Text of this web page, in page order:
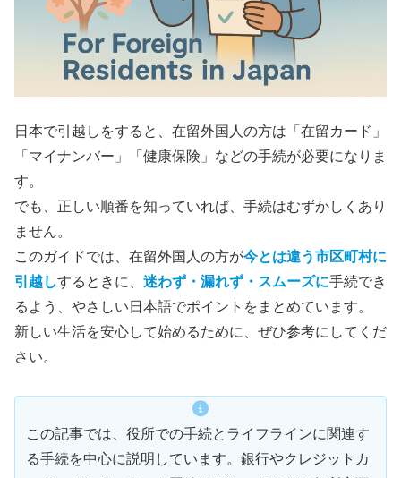
日本で引越しをすると、在留外国人の方は「在留カード」
「マイナンバー」「健康保険」などの手続が必要になりま
す。
でも、正しい順番を知っていれば、手続はむずかしくあり
ません。
このガイドでは、在留外国人の方が今とは違う市区町村に
引越しするときに、 迷わず・漏れず・スムーズに手続でき
るよう、やさしい日本語でポイントをまとめています。
新しい生活を安心して始めるために、ぜひ参考にしてくだ
さい。
この記事では、役所での手続とライフラインに関連す
る手続を中心に説明しています。銀行やクレジットカ